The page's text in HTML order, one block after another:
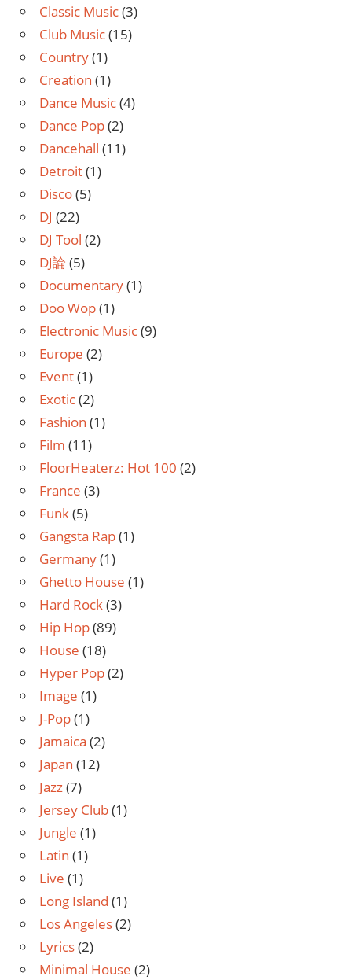
Classic Music(3)
Club Music(15)
Country(1)
Creation (1)
Dance Music(4)
Dance Pop(2)
Dancehall (11)
Detroit(1)
Disco(5)
DJ (22)
DJ Tool (2)
DJ論 (5)
Documentary(1)
Doo Wop(1)
Electronic Music(9)
Europe (2)
Event(1)
Exotic(2)
Fashion (1)
Film (11)
FloorHeaterz: Hot 100 (2)
France (3)
Funk(5)
Gangsta Rap(1)
Germany(1)
Ghetto House (1)
Hard Rock(3)
Hip Hop(89)
House (18)
Hyper Pop(2)
Image (1)
J-Pop(1)
Jamaica (2)
Japan (12)
Jazz(7)
Jersey Club(1)
Jungle (1)
Latin (1)
Live (1)
Long Island (1)
Los Angeles(2)
Lyrics(2)
Minimal House (2)